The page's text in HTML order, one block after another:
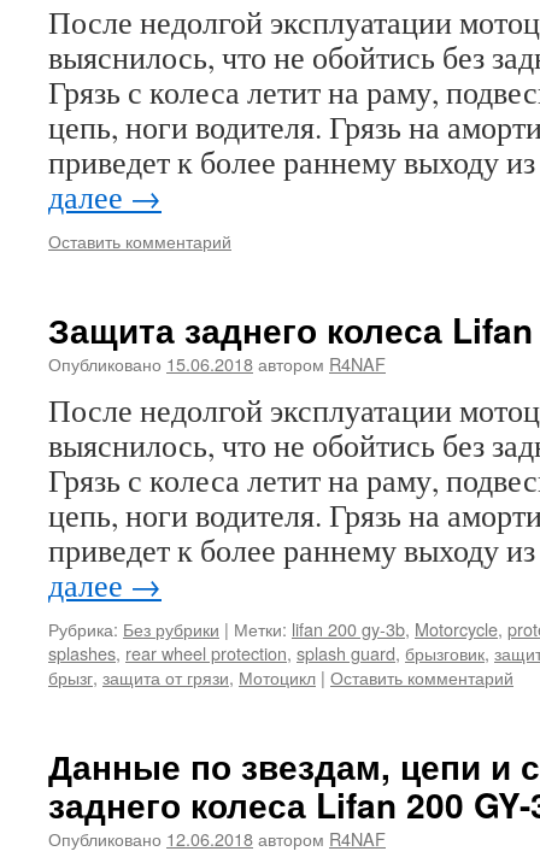
После недолгой эксплуатации
выяснилось, что не обойтись без
Грязь с колеса летит на раму,
цепь, ноги водителя. Грязь на
приведет к более раннему выходу
далее →
Оставить комментарий
Защита заднего колеса Lifan
Опубликовано 15.06.2018автором R4NAF
После недолгой эксплуатации
выяснилось, что не обойтись без
Грязь с колеса летит на раму,
цепь, ноги водителя. Грязь на
приведет к более раннему выходу
далее →
Рубрика: Без рубрики | Метки: lifan 200 gy-3b, Motorcycle,
splashes, rear wheel protection, splash guard, брызговик,
брызг, защита от грязи, Мотоцикл | Оставить комментарий
Данные по звездам, цепи и
заднего колеса Lifan 200
Опубликовано 12.06.2018автором R4NAF